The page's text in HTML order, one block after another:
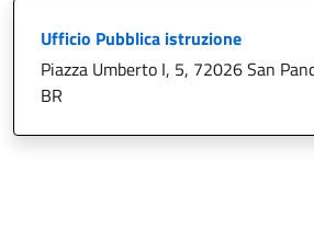
Ufficio Pubblica istruzione
Piazza Umberto I, 5, 72026 San
BR